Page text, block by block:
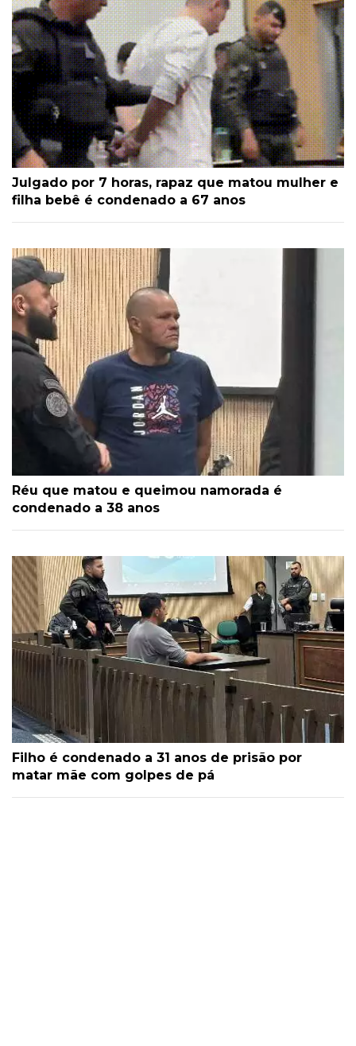
Julgado por 7 horas, rapaz que matou mulher e
filha bebê é condenado a 67 anos
Réu que matou e queimou namorada é
condenado a 38 anos
Filho é condenado a 31 anos de prisão por
matar mãe com golpes de pá